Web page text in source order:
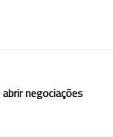
negociações